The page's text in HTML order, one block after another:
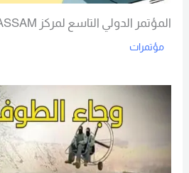
المؤتمر الدولي التاسع لمركز ASSAM اسطنبول
مؤتمرات